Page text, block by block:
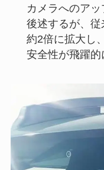
カメラへのア
後述するが、
約2倍に拡大し
安全性が飛躍的